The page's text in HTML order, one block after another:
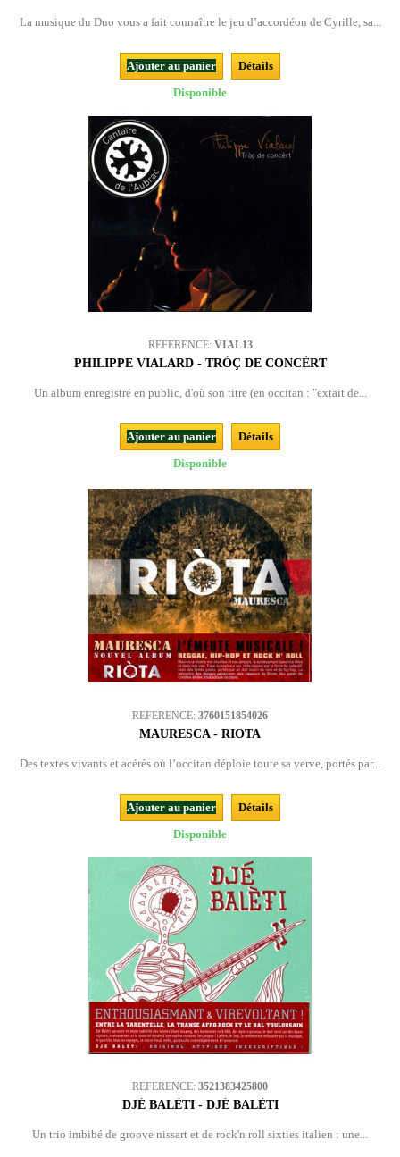
La musique du Duo vous a fait connaître le jeu d’accordéon de Cyrille, sa...
Ajouter au panier
Détails
Disponible
REFERENCE: VIAL13
PHILIPPE VIALARD - TRÒÇ DE CONCÈRT
Un album enregistré en public, d'où son titre (en occitan : "extait de...
Ajouter au panier
Détails
Disponible
REFERENCE: 3760151854026
MAURESCA - RIOTA
Des textes vivants et acérés où l’occitan déploie toute sa verve, portés par...
Ajouter au panier
Détails
Disponible
REFERENCE: 3521383425800
DJÉ BALÈTI - DJÉ BALÈTI
Un trio imbibé de groove nissart et de rock'n roll sixties italien : une...